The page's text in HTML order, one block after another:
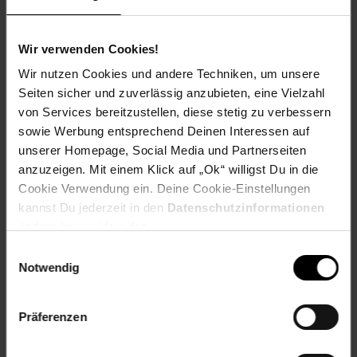
Wir verwenden Cookies!
Wir nutzen Cookies und andere Techniken, um unsere
Seiten sicher und zuverlässig anzubieten, eine Vielzahl
von Services bereitzustellen, diese stetig zu verbessern
sowie Werbung entsprechend Deinen Interessen auf
unserer Homepage, Social Media und Partnerseiten
anzuzeigen. Mit einem Klick auf „Ok“ willigst Du in die
Cookie Verwendung ein. Deine Cookie-Einstellungen
kannst Du jederzeit in den Datenschutzinformationen
Notwendig
Präferenzen
Versandinformationen
Herstellerinformationen
Fußzeile
Weitere Online-Angebote